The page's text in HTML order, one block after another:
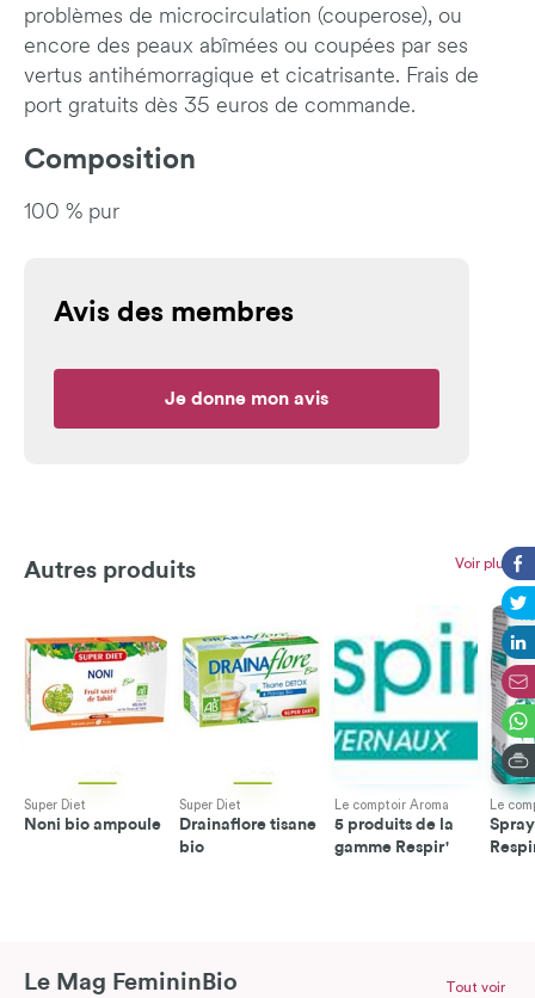
problèmes de microcirculation (couperose), ou
encore des peaux abîmées ou coupées par ses
vertus antihémorragique et cicatrisante. Frais de
port gratuits dès 35 euros de commande.
Composition
100 % pur
Avis des membres
Je donne mon avis
Autres produits Voir plus
Super Diet
Noni bio ampoule
Super Diet
Drainaflore tisane
bio
Le comptoir Aroma
5 produits de la
gamme Respir'
Le
Le Mag FemininBio Tout voir